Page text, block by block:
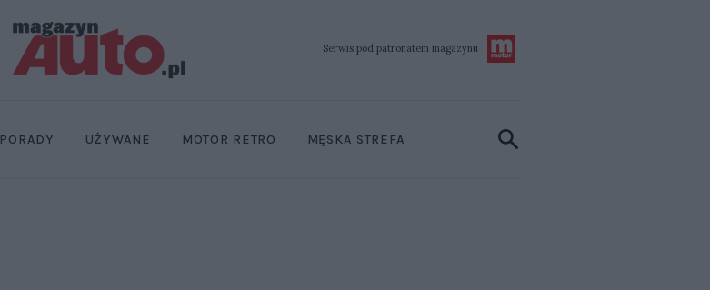
Serwis pod patronatem magazynu
MOTOR RETRO
PORADY UŻYWANE MĘSKA STREFA